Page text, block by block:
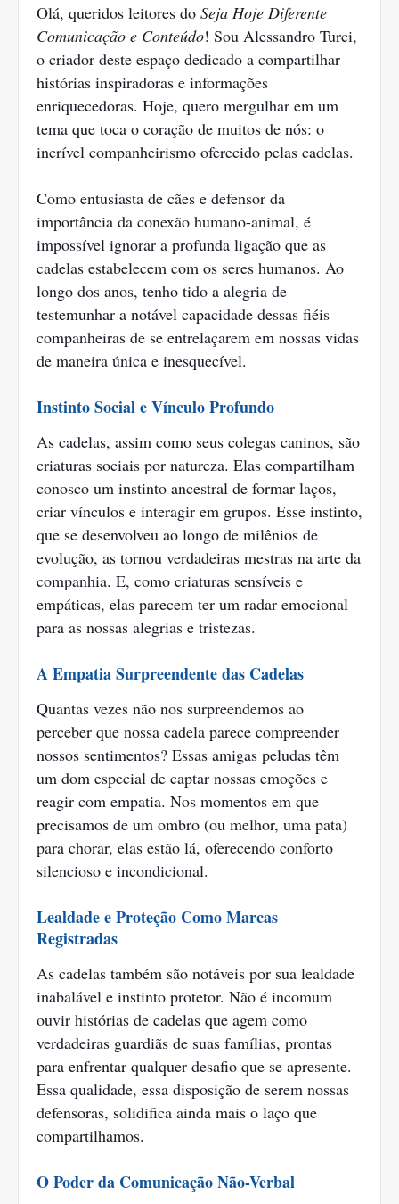
Olá, queridos leitores do Seja Hoje Diferente
Comunicação e Conteúdo! Sou Alessandro Turci,
o criador deste espaço dedicado a compartilhar
histórias inspiradoras e informações
enriquecedoras. Hoje, quero mergulhar em um
tema que toca o coração de muitos de nós: o
incrível companheirismo oferecido pelas cadelas.
Como entusiasta de cães e defensor da
importância da conexão humano-animal, é
impossível ignorar a profunda ligação que as
cadelas estabelecem com os seres humanos. Ao
longo dos anos, tenho tido a alegria de
testemunhar a notável capacidade dessas fiéis
companheiras de se entrelaçarem em nossas vidas
de maneira única e inesquecível.
Instinto Social e Vínculo Profundo
As cadelas, assim como seus colegas caninos, são
criaturas sociais por natureza. Elas compartilham
conosco um instinto ancestral de formar laços,
criar vínculos e interagir em grupos. Esse instinto,
que se desenvolveu ao longo de milênios de
evolução, as tornou verdadeiras mestras na arte da
companhia. E, como criaturas sensíveis e
empáticas, elas parecem ter um radar emocional
para as nossas alegrias e tristezas.
A Empatia Surpreendente das Cadelas
Quantas vezes não nos surpreendemos ao
perceber que nossa cadela parece compreender
nossos sentimentos? Essas amigas peludas têm
um dom especial de captar nossas emoções e
reagir com empatia. Nos momentos em que
precisamos de um ombro (ou melhor, uma pata)
para chorar, elas estão lá, oferecendo conforto
silencioso e incondicional.
Lealdade e Proteção Como Marcas
Registradas
As cadelas também são notáveis por sua lealdade
inabalável e instinto protetor. Não é incomum
ouvir histórias de cadelas que agem como
verdadeiras guardiãs de suas famílias, prontas
para enfrentar qualquer desafio que se apresente.
Essa qualidade, essa disposição de serem nossas
defensoras, solidifica ainda mais o laço que
compartilhamos.
O Poder da Comunicação Não-Verbal